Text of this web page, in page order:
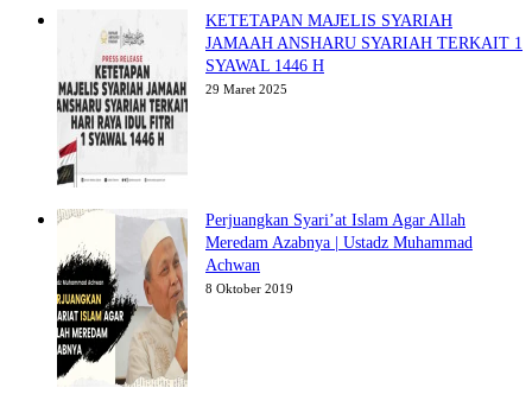
KETETAPAN MAJELIS SYARIAH
JAMAAH ANSHARU SYARIAH TERKAIT 1
SYAWAL 1446 H
29 Maret 2025
Perjuangkan Syari’at Islam Agar Allah
Meredam Azabnya | Ustadz Muhammad
Achwan
8 Oktober 2019